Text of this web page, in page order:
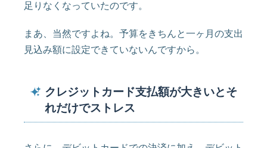
足りなくなっていたのです。
まあ、当然ですよね。予算をきちんと一ヶ月の支出
見込み額に設定できていないんですから。
クレジットカード支払額が大きいとそ
れだけでストレス